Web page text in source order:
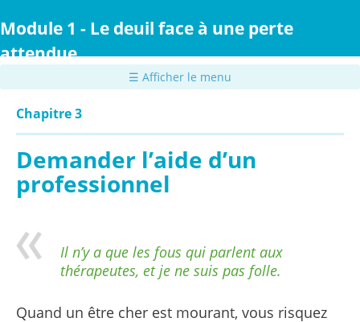
au
principal
Module 1 - Le deuil face à une perte
attendue
☰ Afficher le menu
Chapitre 3
Demander l’aide d’un
professionnel
Il n’y a que les fous qui parlent aux
thérapeutes, et je ne suis pas folle.
Quand un être cher est mourant, vous risquez